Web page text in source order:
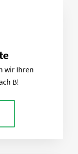
wir Ihren
B!